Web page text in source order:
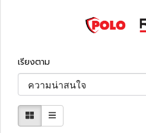
เรียงตาม